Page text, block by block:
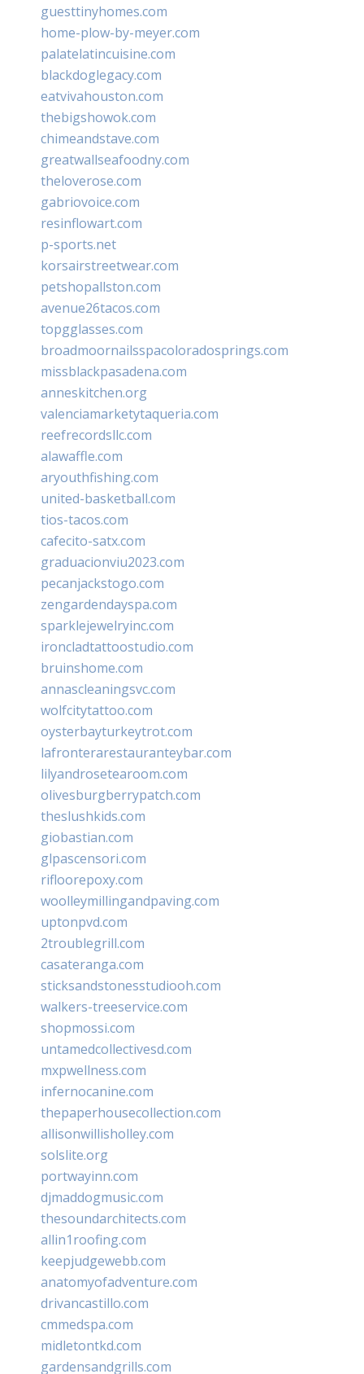
guesttinyhomes.com
home-plow-by-meyer.com
palatelatincuisine.com
blackdoglegacy.com
eatvivahouston.com
thebigshowok.com
chimeandstave.com
greatwallseafoodny.com
theloverose.com
gabriovoice.com
resinflowart.com
p-sports.net
korsairstreetwear.com
petshopallston.com
avenue26tacos.com
topgglasses.com
broadmoornailsspacoloradosprings.com
missblackpasadena.com
anneskitchen.org
valenciamarketytaqueria.com
reefrecordsllc.com
alawaffle.com
aryouthfishing.com
united-basketball.com
tios-tacos.com
cafecito-satx.com
graduacionviu2023.com
pecanjackstogo.com
zengardendayspa.com
sparklejewelryinc.com
ironcladtattoostudio.com
bruinshome.com
annascleaningsvc.com
wolfcitytattoo.com
oysterbayturkeytrot.com
lafronterarestauranteybar.com
lilyandrosetearoom.com
olivesburgberrypatch.com
theslushkids.com
giobastian.com
glpascensori.com
rifloorepoxy.com
woolleymillingandpaving.com
uptonpvd.com
2troublegrill.com
casateranga.com
sticksandstonesstudiooh.com
walkers-treeservice.com
shopmossi.com
untamedcollectivesd.com
mxpwellness.com
infernocanine.com
thepaperhousecollection.com
allisonwillisholley.com
solslite.org
portwayinn.com
djmaddogmusic.com
thesoundarchitects.com
allin1roofing.com
keepjudgewebb.com
anatomyofadventure.com
drivancastillo.com
cmmedspa.com
midletontkd.com
gardensandgrills.com